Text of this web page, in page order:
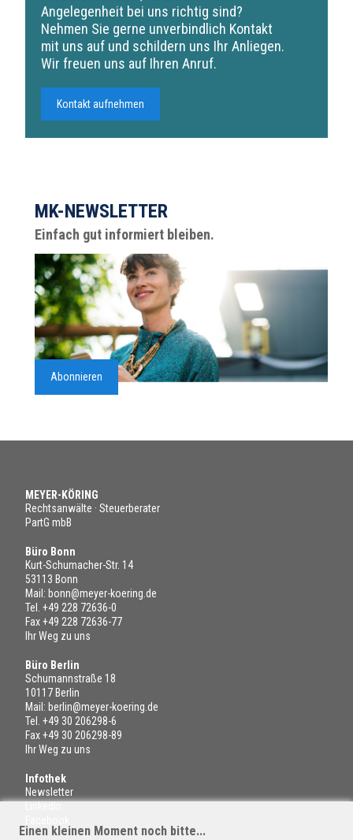
Angelegenheit bei uns richtig sind?
Nehmen Sie gerne unverbindlich Kontakt
mit uns auf und schildern uns Ihr Anliegen.
Wir freuen uns auf Ihren Anruf.
Kontakt aufnehmen
MK-NEWSLETTER
Einfach gut informiert bleiben.
Abonnieren
MEYER-KÖRING
Rechtsanwälte · Steuerberater
PartG mbB
Büro Bonn
Kurt-Schumacher-Str. 14
53113 Bonn
Mail: bonn@meyer-koering.de
Tel. +49 228 72636-0
Fax +49 228 72636-77
Ihr Weg zu uns
Büro Berlin
Schumannstraße 18
10117 Berlin
Mail: berlin@meyer-koering.de
Tel. +49 30 206298-6
Fax +49 30 206298-89
Ihr Weg zu uns
Infothek
Newsletter
Einen kleinen Moment noch bitte...